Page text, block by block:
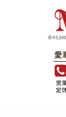
月々